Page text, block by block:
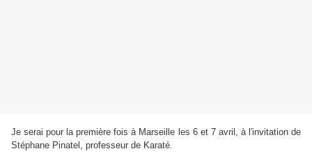
Je serai pour la première fois à Marseille les 6 et 7 avril, à l'invitation de
Stéphane Pinatel, professeur de Karaté.